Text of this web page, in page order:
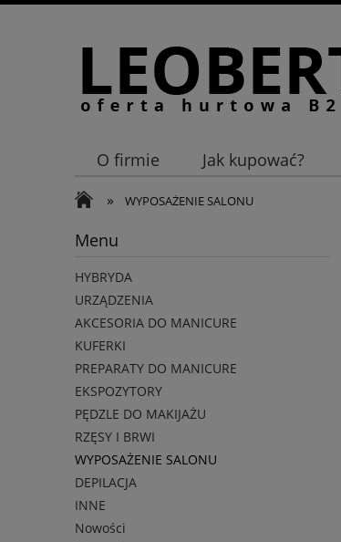
O firmie Jak kupować?
» WYPOSAŻENIE SALONU
Menu
HYBRYDA
URZĄDZENIA
AKCESORIA DO MANICURE
KUFERKI
PREPARATY DO MANICURE
EKSPOZYTORY
PĘDZLE DO MAKIJAŻU
RZĘSY I BRWI
WYPOSAŻENIE SALONU
DEPILACJA
INNE
Nowości